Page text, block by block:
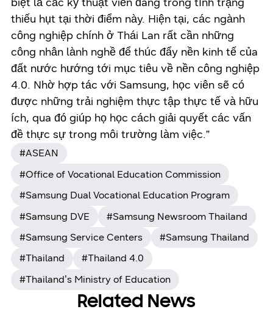
thiếu hụt tại thời điểm này. Hiện tại, các ngành
công nghiệp chính ở Thái Lan rất cần những
công nhân lành nghề để thúc đẩy nền kinh tế của
đất nước hướng tới mục tiêu về nền công nghiệp
4.0. Nhờ hợp tác với Samsung, học viên sẽ có
được những trải nghiệm thực tập thực tế và hữu
ích, qua đó giúp họ học cách giải quyết các vấn
đề thực sự trong môi trường làm việc.”
#ASEAN
#Office of Vocational Education Commission
#Samsung Dual Vocational Education Program
#Samsung DVE
#Samsung Newsroom Thailand
#Samsung Service Centers
#Samsung Thailand
#Thailand
#Thailand 4.0
#Thailand’s Ministry of Education
Related News